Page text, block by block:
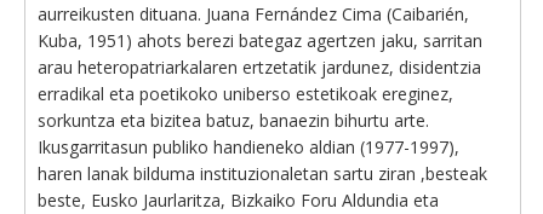
aurreikusten dituana. Juana Fernández Cima (Caibarién,
Kuba, 1951) ahots berezi bategaz agertzen jaku, sarritan
arau heteropatriarkalaren ertzetatik jardunez, disidentzia
erradikal eta poetikoko uniberso estetikoak ereginez,
sorkuntza eta bizitea batuz, banaezin bihurtu arte.
Ikusgarritasun publiko handieneko aldian (1977-1997),
haren lanak bilduma instituzionaletan sartu ziran ,besteak
beste, Eusko Jaurlaritza, Bizkaiko Foru Aldundia eta